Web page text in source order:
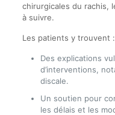
chirurgicales du rachis,
à suivre.
Les patients y trouvent :
Des explications
d’interventions,
discale.
Un soutien pour
les délais et les